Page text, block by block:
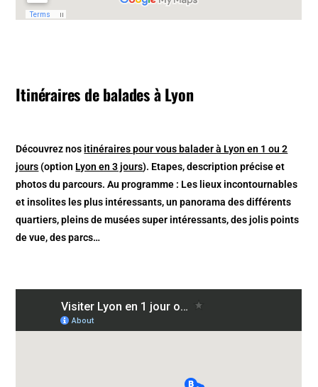
Itinéraires de balades à Lyon
Découvrez nos itinéraires pour vous balader à Lyon en 1 ou 2
jours(option Lyon en 3 jours). Etapes, description précise et
photos du parcours. Au programme : Les lieux incontournables
et insolites les plus intéressants, un panorama des différents
quartiers, pleins de musées super intéressants, des jolis points
de vue, des parcs…